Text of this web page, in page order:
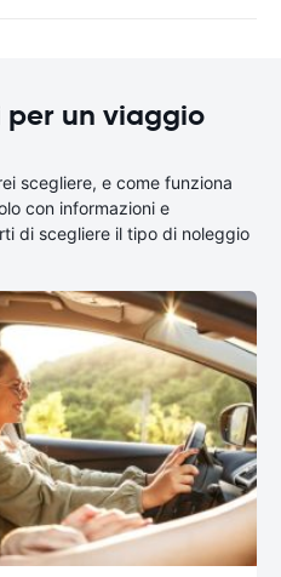
un viaggio
scegliere, e come funziona
con informazioni e
di scegliere il tipo di noleggio